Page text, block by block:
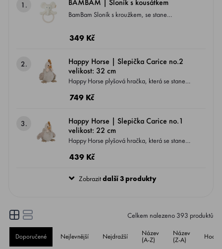
1. BAMBAM | Sloník s kousátkem
BamBam Sloník s kroužkem, se stane
miminka od narození a může ho provázet až k
349 Kč
2.
Happy Horse | Slepička Carice no.2
velikost: 32 cm
Happy Horse plyšová hračka, která se stane
nepostradatelným kamarádem Vašeho
749 Kč
3.
Happy Horse | Slepička Carice no.1
velikost: 22 cm
Happy Horse plyšová hračka, která se stane
nepostradatelným kamarádem Vašeho
dětským krůčkům.
439 Kč
Zobrazitdalší 3 produkty
Celkem nalezeno 393 produktů
Doporučené Nejlevnější Nejdražší
Název
(A-Z)
Název
(Z-A)